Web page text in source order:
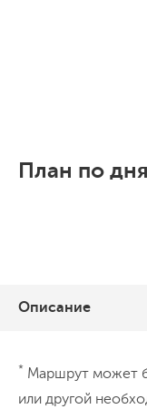
План по
Описание
Ж/д Апатиты
* Маршрут может
или другой